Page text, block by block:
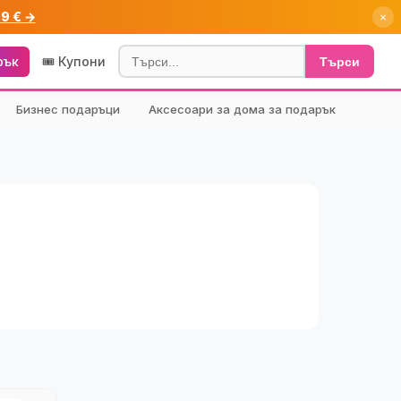
€ → ×
🎟️ Купони Търси
Бизнес подаръци Аксесоари за дома за подарък